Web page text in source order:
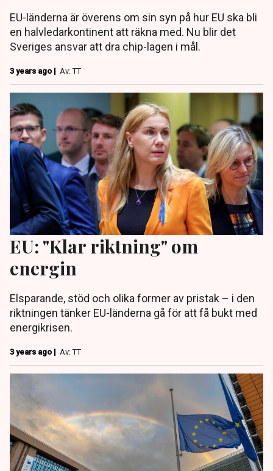
EU-länderna är överens om sin syn på hur EU ska bli
en halvledarkontinent att räkna med. Nu blir det
Sveriges ansvar att dra chip-lagen i mål.
3 years ago | Av: TT
EU: "Klar riktning" om
energin
Elsparande, stöd och olika former av pristak – i den
riktningen tänker EU-länderna gå för att få bukt med
energikrisen.
3 years ago | Av: TT